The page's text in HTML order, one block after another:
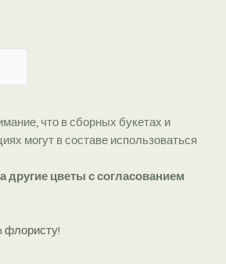
что в сборных букетах и
могут в составе использоваться
другие цветы с согласованием
флористу!